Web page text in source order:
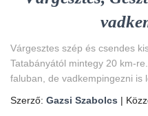
Várgesztes szép és csendes
Tatabányától mintegy 20 km-
faluban, de vadkempingezni is
Szerző: Gazsi Szabolcs |